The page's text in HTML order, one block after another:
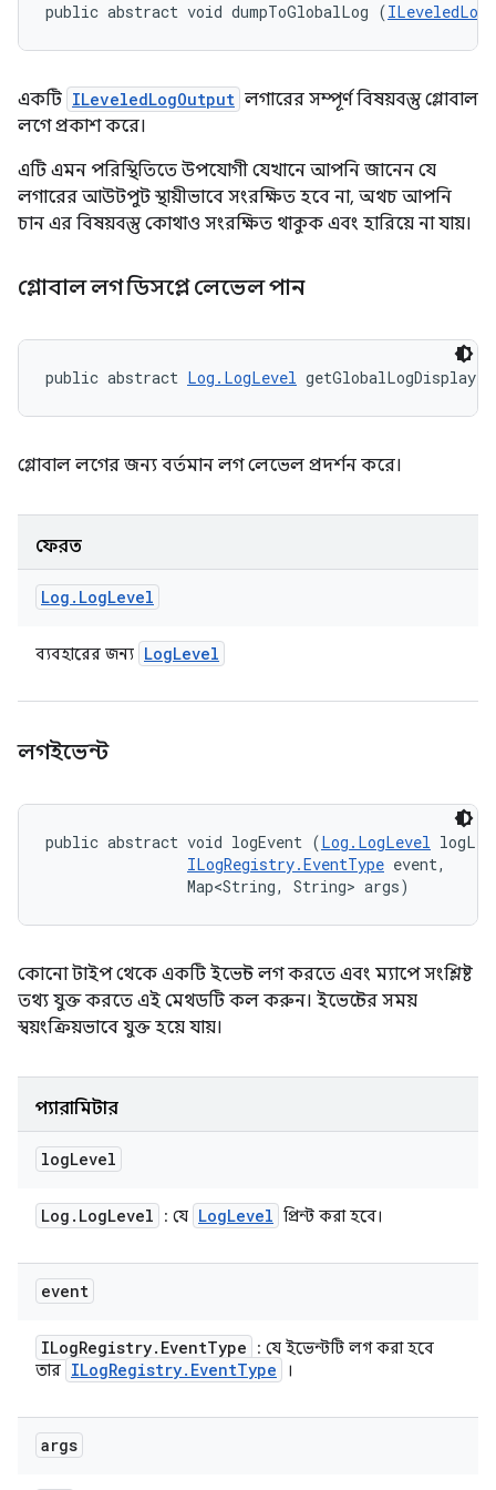
public abstract void dumpToGlobalLog (
একটি ILeveledLogOutput লগারের সম্পূর্ণ বিষয়বস্তু গ্লোবাল
লগে প্রকাশ করে।
এটি এমন পরিস্থিতিতে উপযোগী যেখানে আপনি জানেন যে
লগারের আউটপুট স্থায়ীভাবে সংরক্ষিত হবে না, অথচ আপনি
চান এর বিষয়বস্তু কোথাও সংরক্ষিত থাকুক এবং হারিয়ে না যায়।
গ্লোবাল লগ ডিসপ্লে লেভেল পান
public abstract Log.LogLevel
গ্লোবাল লগের জন্য বর্তমান লগ লেভেল প্রদর্শন করে।
ফেরত
Log . LogLevel
ব্যবহারের জন্য LogLevel
লগইভেন্ট
public abstract void logEvent (Log.LogLevel
ILogRegistry.EventType event,
                Map<String, String> args)
কোনো টাইপ থেকে একটি ইভেন্ট লগ করতে এবং ম্যাপে সংশ্লিষ্ট
তথ্য যুক্ত করতে এই মেথডটি কল করুন। ইভেন্টের সময়
স্বয়ংক্রিয়ভাবে যুক্ত হয়ে যায়।
প্যারামিটার
logLevel
Log . LogLevel : যে LogLevel প্রিন্ট করা হবে।
event
ILogRegistry. EventType
: যে ইভেন্টটি লগ করা হবে
তার ILogRegistry. EventType ।
args